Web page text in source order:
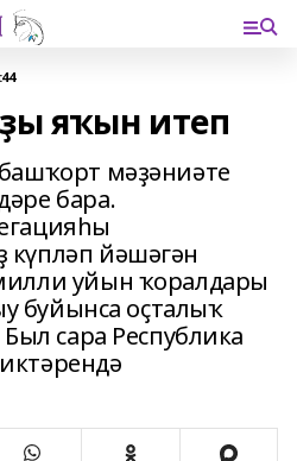
яҡын итеп
мәҙәниәте
бара.
күпләп йәшәгән
уйын ҡоралдары
буйынса оҫталыҡ
сара Республика